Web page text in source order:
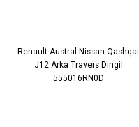
Renault Austral Nissan Qashqai
J12 Arka Travers Dingil
555016RN0D